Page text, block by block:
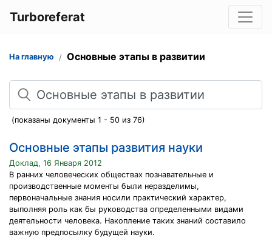
Turboreferat
На главную Основные этапы в развитии
Поиск
(показаны документы 1 - 50 из 76)
Основные этапы развития науки
Доклад, 16 Января 2012
В ранних человеческих обществах познавательные и
производственные моменты были неразделимы,
первоначальные знания носили практический характер,
выполняя роль как бы руководства определенными видами
деятельности человека. Накопление таких знаний составило
важную предпосылку будущей науки.